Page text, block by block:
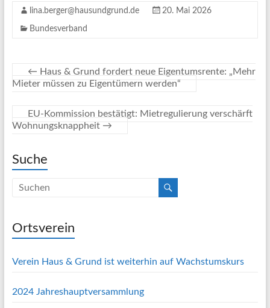
lina.berger@hausundgrund.de 20. Mai 2026
Bundesverband
← Haus & Grund fordert neue Eigentumsrente: „Mehr
Mieter müssen zu Eigentümern werden“
EU-Kommission bestätigt: Mietregulierung verschärft
Wohnungsknappheit →
Suche
Ortsverein
Verein Haus & Grund ist weiterhin auf Wachstumskurs
2024 Jahreshauptversammlung